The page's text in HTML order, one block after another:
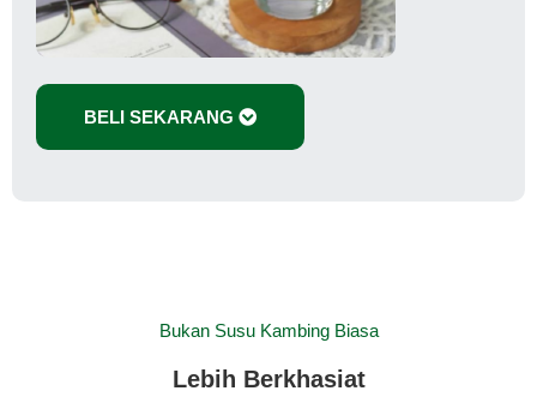
BELI SEKARANG
Bukan Susu Kambing Biasa
Lebih Berkhasiat